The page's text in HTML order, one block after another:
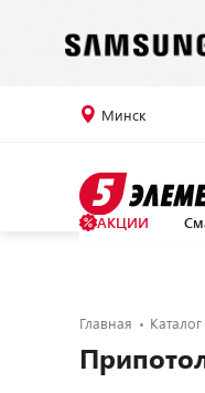
Минск
АКЦИИ
Главная Каталог